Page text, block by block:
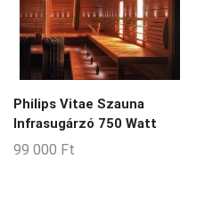
Philips Vitae Szauna
Infrasugárzó 750 Watt
99 000 Ft